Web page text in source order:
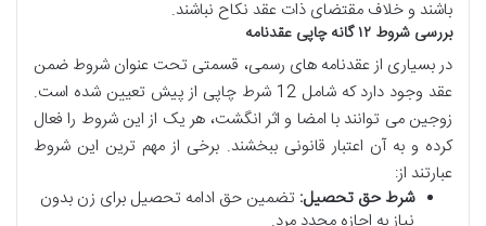
باشند و خلاف مقتضای ذات عقد نکاح نباشند.
بررسی شروط ۱۲ گانه چاپی عقدنامه
در بسیاری از عقدنامه های رسمی، قسمتی تحت عنوان شروط ضمن
عقد وجود دارد که شامل 12 شرط چاپی از پیش تعیین شده است.
زوجین می توانند با امضا و اثر انگشت، هر یک از این شروط را فعال
کرده و به آن اعتبار قانونی ببخشند. برخی از مهم ترین این شروط
عبارتند از:
شرط حق تحصیل: تضمین حق ادامه تحصیل برای زن بدون